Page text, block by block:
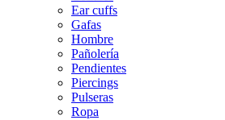
Ear cuffs
Gafas
Hombre
Pañolería
Pendientes
Piercings
Pulseras
Ropa